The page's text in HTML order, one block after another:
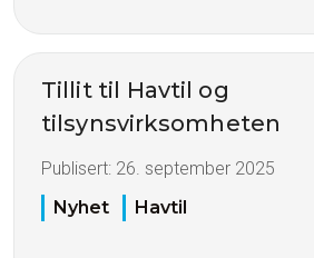
Tillit til Havtil og
tilsynsvirksomheten
Publisert: 26. september 2025
Nyhet
Havtil